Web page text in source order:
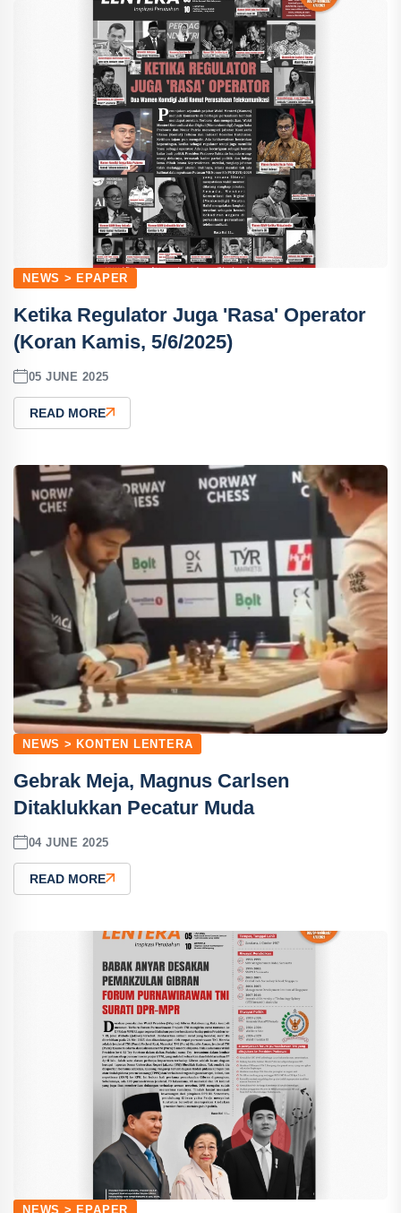
NEWS > EPAPER
Ketika Regulator Juga 'Rasa' Operator
(Koran Kamis, 5/6/2025)
05 JUNE 2025
READ MORE
NEWS > KONTEN LENTERA
Gebrak Meja, Magnus Carlsen
Ditaklukkan Pecatur Muda
04 JUNE 2025
READ MORE
NEWS > EPAPER